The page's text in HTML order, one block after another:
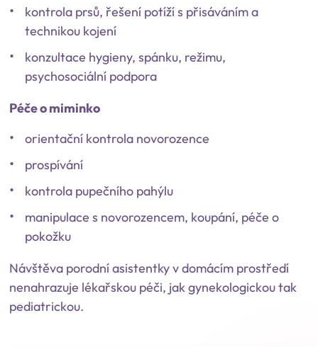
kontrola prsů, řešení potíží s přisáváním a
technikou kojení
konzultace hygieny, spánku, režimu,
psychosociální podpora
Péče o miminko
orientační kontrola novorozence
prospívání
kontrola pupečního pahýlu
manipulace s novorozencem, koupání, péče o
pokožku
Návštěva porodní asistentky v domácím prostředí
nenahrazuje lékařskou péči, jak gynekologickou tak
pediatrickou.